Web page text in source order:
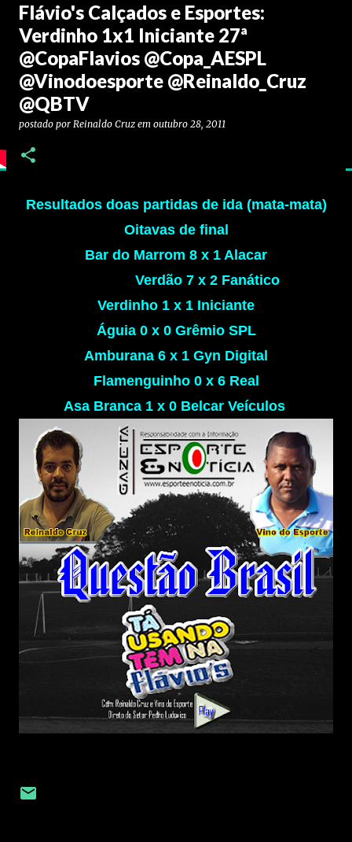
Flávio's Calçados e Esportes:
Verdinho 1x1 Iniciante 27ª
@CopaFlavios @Copa_AESPL
@Vinodoesporte @Reinaldo_Cruz
@QBTV
postado por Reinaldo Cruz em outubro 28, 2011
Resultados doas partidas de ida (mata-mata)
Oitavas de final
Bar do Marrom 8 x 1 Alacar
Verdão 7 x 2 Fanático
Verdinho 1 x 1 Iniciante
Águia 0 x 0 Grêmio SPL
Amburana 6 x 1 Gyn Digital
Flamenguinho 0 x 6 Real
Asa Branca 1 x 0 Belcar Veículos